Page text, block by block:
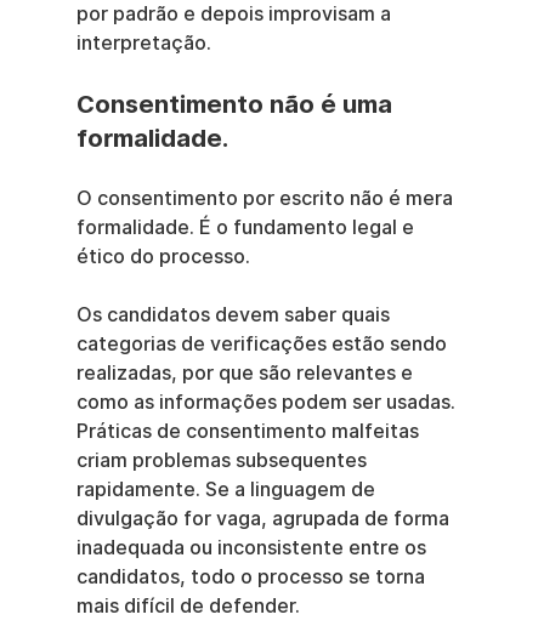
por padrão e depois improvisam a
interpretação.
Consentimento não é uma
formalidade.
O consentimento por escrito não é mera
formalidade. É o fundamento legal e
ético do processo.
Os candidatos devem saber quais
categorias de verificações estão sendo
realizadas, por que são relevantes e
como as informações podem ser usadas.
Práticas de consentimento malfeitas
criam problemas subsequentes
rapidamente. Se a linguagem de
divulgação for vaga, agrupada de forma
inadequada ou inconsistente entre os
candidatos, todo o processo se torna
mais difícil de defender.